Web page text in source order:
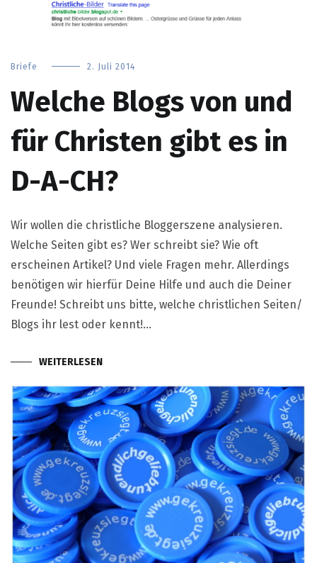
Briefe 2. Juli 2014
Welche Blogs von und
für Christen gibt es in
D-A-CH?
Wir wollen die christliche Bloggerszene analysieren.
Welche Seiten gibt es? Wer schreibt sie? Wie oft
erscheinen Artikel? Und viele Fragen mehr. Allerdings
benötigen wir hierfür Deine Hilfe und auch die Deiner
Freunde! Schreibt uns bitte, welche christlichen Seiten/
Blogs ihr lest oder kennt!…
WEITERLESEN